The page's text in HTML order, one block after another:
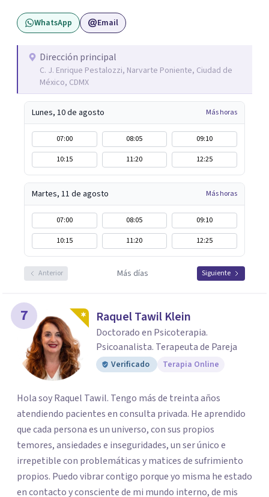
WhatsApp Email
Dirección principal
C. J. Enrique Pestalozzi, Narvarte Poniente, Ciudad de
México, CDMX
Lunes, 10 de agosto Más horas
07:00 08:05
09:10
10:15
11:20 12:25
Martes, 11 de agosto Más horas
07:00 08:05
09:10
10:15
11:20 12:25
Anterior Más días Siguiente
7 Raquel Tawil Klein
Doctorado en Psicoterapia.
Psicoanalista. Terapeuta de Pareja
Verificado Terapia Online
Hola soy Raquel Tawil. Tengo más de treinta años
atendiendo pacientes en consulta privada. He aprendido
que cada persona es un universo, con sus propios
temores, ansiedades e inseguridades, un ser único e
irrepetible con problemáticas y matices de sufrimiento
propios. Puedo vibrar contigo porque yo misma he estado
en contacto y consciente de mi mundo interno, de mis